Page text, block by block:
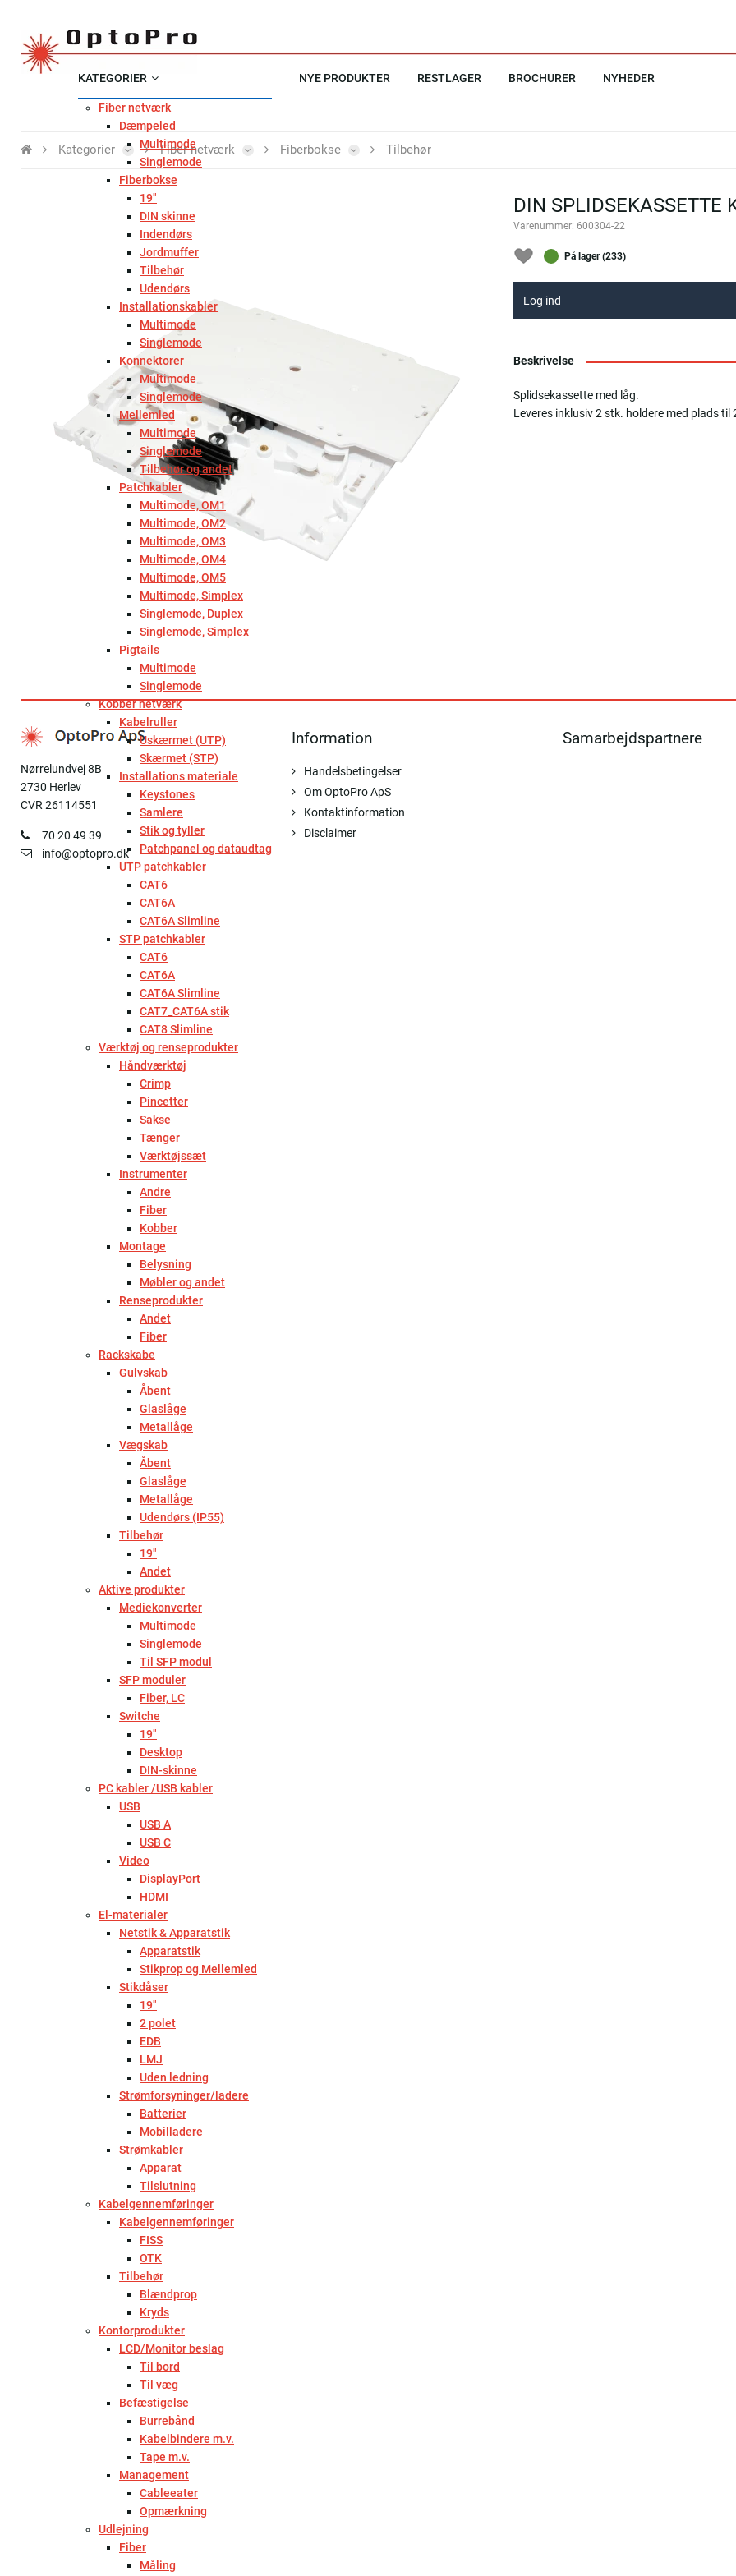
KATEGORIER
Fiber netværk
Dæmpeled
Multimode
Singlemode
Fiberbokse
19"
DIN skinne
Indendørs
Jordmuffer
Tilbehør
Udendørs
Installationskabler
Multimode
Singlemode
Konnektorer
Multimode
Singlemode
Mellemled
Multimode
Singlemode
Tilbehør og andet
Patchkabler
Multimode, OM1
Multimode, OM2
Multimode, OM3
Multimode, OM4
Multimode, OM5
Multimode, Simplex
Singlemode, Duplex
Singlemode, Simplex
Pigtails
Multimode
Singlemode
Kobber netværk
Kabelruller
Uskærmet (UTP)
Skærmet (STP)
Installations materiale
Keystones
Samlere
Stik og tyller
Patchpanel og dataudtag
UTP patchkabler
CAT6
CAT6A
CAT6A Slimline
STP patchkabler
CAT6
CAT6A
CAT6A Slimline
CAT7_CAT6A stik
CAT8 Slimline
Værktøj og renseprodukter
Håndværktøj
Crimp
Pincetter
Sakse
Tænger
Værktøjssæt
Instrumenter
Andre
Fiber
Kobber
Montage
Belysning
Møbler og andet
Renseprodukter
Andet
Fiber
Rackskabe
Gulvskab
Åbent
Glaslåge
Metallåge
Vægskab
Åbent
Glaslåge
Metallåge
Udendørs (IP55)
Tilbehør
19"
Andet
Aktive produkter
Mediekonverter
Multimode
Singlemode
Til SFP modul
SFP moduler
Fiber, LC
Switche
19"
Desktop
DIN-skinne
PC kabler /USB kabler
USB
USB A
USB C
Video
DisplayPort
HDMI
El-materialer
Netstik & Apparatstik
Apparatstik
Stikprop og Mellemled
Stikdåser
19"
2 polet
EDB
LMJ
Uden ledning
Strømforsyninger/ladere
Batterier
Mobilladere
Strømkabler
Apparat
Tilslutning
Kabelgennemføringer
Kabelgennemføringer
FISS
OTK
Tilbehør
Blændprop
Kryds
Kontorprodukter
LCD/Monitor beslag
Til bord
Til væg
Befæstigelse
Burrebånd
Kabelbindere m.v.
Tape m.v.
Management
Cableeater
Opmærkning
Udlejning
Fiber
Måling
NYE PRODUKTER RESTLAGER BROCHURER NYHEDER
Kategorier Fiber netværk Fiberbokse Tilbehør
DIN SPLIDSEKASSETTE
Varenummer: 600304-22
På lager (233)
Log ind
Beskrivelse
Splidsekassette med låg.
Leveres inklusiv 2 stk. holdere med plads til
Nørrelundvej 8B
2730 Herlev
CVR 26114551
70 20 49 39
info@optopro.dk
Information
Handelsbetingelser
Om OptoPro ApS
Kontaktinformation
Disclaimer
Samarbejdspartnere